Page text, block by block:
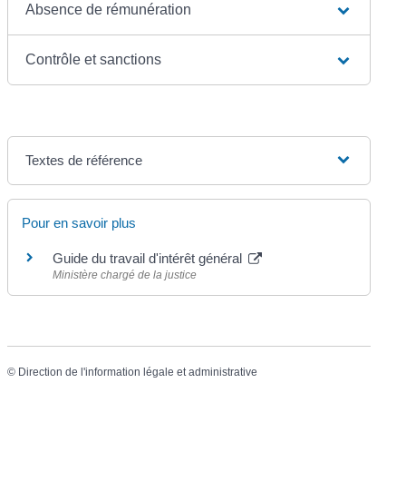
Absence de rémunération
Contrôle et sanctions
Textes de référence
Pour en savoir plus
Guide du travail d'intérêt général
Ministère chargé de la justice
© Direction de l'information légale et administrative